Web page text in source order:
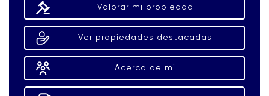
Valorar mi propiedad
Ver propiedades destacadas
Acerca de mi